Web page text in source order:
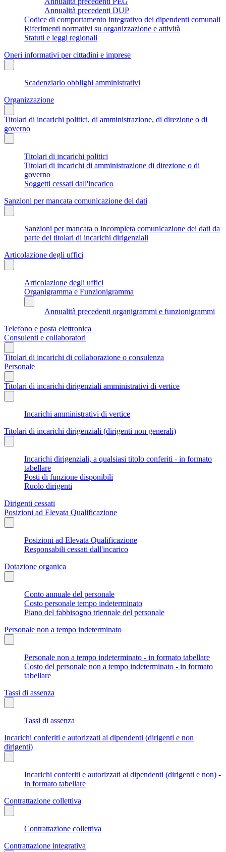
Annualità precedenti DUP
Codice di comportamento integrativo dei dipendenti comunali
Riferimenti normativi su organizzazione e attività
Statuti e leggi regionali
Oneri informativi per cittadini e imprese
Scadenziario obblighi amministrativi
Organizzazione
Titolari di incarichi politici, di amministrazione, di direzione o di
governo
Titolari di incarichi politici
Titolari di incarichi di amministrazione di direzione o di
governo
Soggetti cessati dall'incarico
Sanzioni per mancata comunicazione dei dati
Sanzioni per mancata o incompleta comunicazione dei dati da
parte dei titolari di incarichi dirigenziali
Articolazione degli uffici
Articolazione degli uffici
Organigramma e Funzionigramma
Annualità precedenti organigrammi e funzionigrammi
Telefono e posta elettronica
Consulenti e collaboratori
Titolari di incarichi di collaborazione o consulenza
Personale
Titolari di incarichi dirigenziali amministrativi di vertice
Incarichi amministrativi di vertice
Titolari di incarichi dirigenziali (dirigenti non generali)
Incarichi dirigenziali, a qualsiasi titolo conferiti - in formato
tabellare
Posti di funzione disponibili
Ruolo dirigenti
Dirigenti cessati
Posizioni ad Elevata Qualificazione
Posizioni ad Elevata Qualificazione
Responsabili cessati dall'incarico
Dotazione organica
Conto annuale del personale
Costo personale tempo indeterminato
Piano del fabbisogno triennale del personale
Personale non a tempo indeterminato
Personale non a tempo indeterminato - in formato tabellare
Costo del personale non a tempo indeterminato - in formato
tabellare
Tassi di assenza
Tassi di assenza
Incarichi conferiti e autorizzati ai dipendenti (dirigenti e non
dirigenti)
Incarichi conferiti e autorizzati ai dipendenti (dirigenti e non) -
in formato tabellare
Contrattazione collettiva
Contrattazione collettiva
Contrattazione integrativa